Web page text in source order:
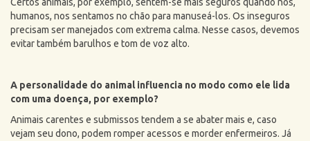
humanos, nos sentamos no chão para manuseá-los. Os inseguros
precisam ser manejados com extrema calma. Nesse casos, devemos
evitar também barulhos e tom de voz alto.
A personalidade do animal influencia no modo como ele lida
com uma doença, por exemplo?
Animais carentes e submissos tendem a se abater mais e, caso
vejam seu dono, podem romper acessos e morder enfermeiros. Já